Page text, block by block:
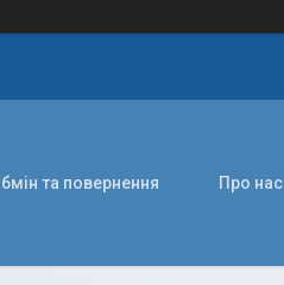
та повернення Про нас